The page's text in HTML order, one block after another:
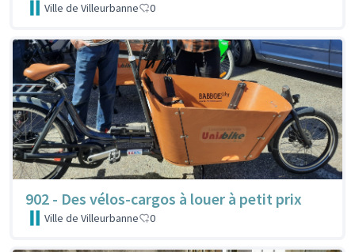
Ville de Villeurbanne 0
902 - Des vélos-cargos à louer à petit prix
Ville de Villeurbanne 0